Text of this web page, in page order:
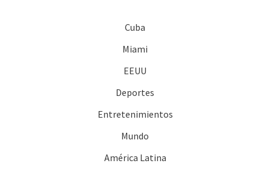
Cuba
Miami
EEUU
Deportes
Entretenimientos
Mundo
América Latina